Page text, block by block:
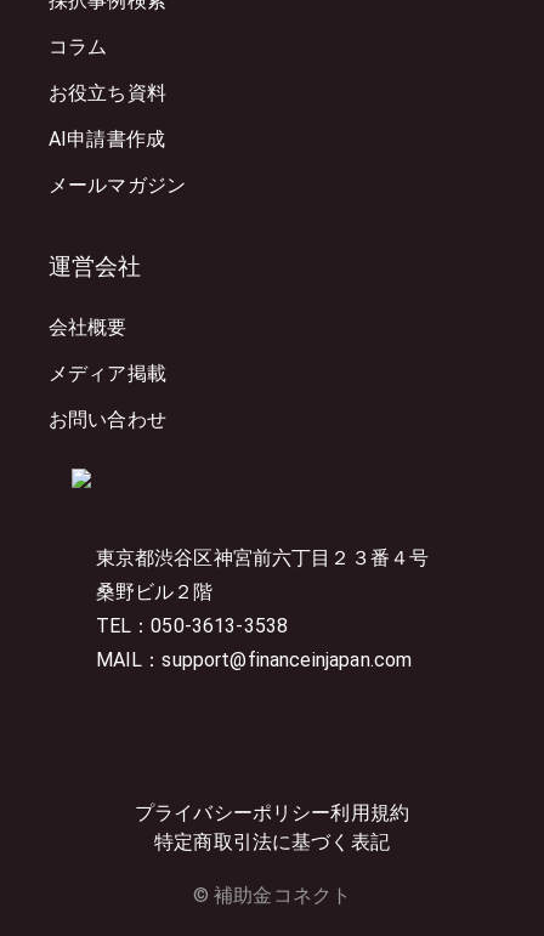
東京都渋谷区神宮前六丁目２３番４号
桑野ビル２階
TEL：050-3613-3538
MAIL：support@financeinjapan.com
プライバシーポリシー利用規約
特定商取引法に基づく表記
© 補助金コネクト
コラム
お役立ち資料
AI申請書作成
メールマガジン
運営会社
会社概要
メディア掲載
お問い合わせ